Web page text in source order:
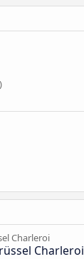
Charleroi
Charleroi